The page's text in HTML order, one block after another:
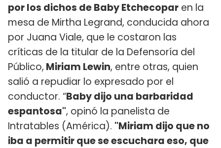
por los dichos de Baby Etchecopar en la
mesa de Mirtha Legrand, conducida ahora
por Juana Viale, que le costaron las
críticas de la titular de la Defensoría del
Público, Miriam Lewin, entre otras, quien
salió a repudiar lo expresado por el
conductor. “Baby dijo una barbaridad
espantosa", opinó la panelista de
Intratables (América). "Miriam dijo que no
iba a permitir que se escuchara eso, que